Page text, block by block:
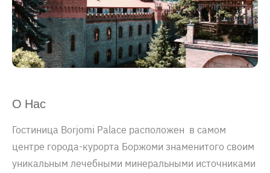
О Нас
Гостиница Borjomi Palace расположен в самом
центре города-курорта Боржоми знаменитого своим
уникальным лечебными минеральными источниками